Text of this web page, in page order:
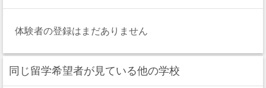
体験者の登録はまだありません
同じ留学希望者が見ている他の学校